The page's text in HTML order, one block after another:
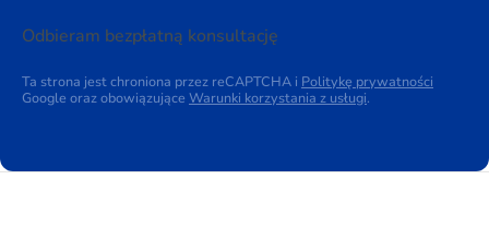
Odbieram bezpłatną konsultację
Ta strona jest chroniona przez reCAPTCHA i Politykę prywatności
Google oraz obowiązujące Warunki korzystania z usługi.